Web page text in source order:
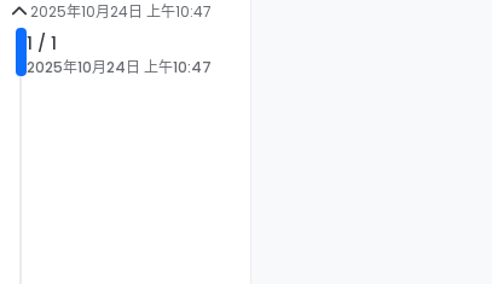
2025年10月24日 上午10:47
1 / 1
2025年10月24日 上午10:47